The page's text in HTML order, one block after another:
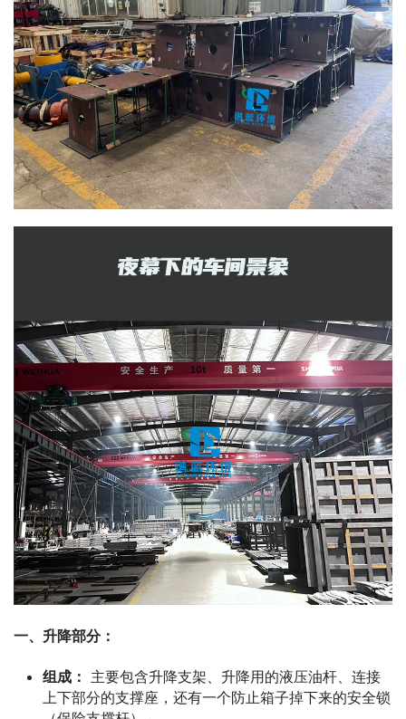
一、升降部分：
组成： 主要包含升降支架、升降用的液压油杆、连接
上下部分的支撑座，还有一个防止箱子掉下来的安全锁